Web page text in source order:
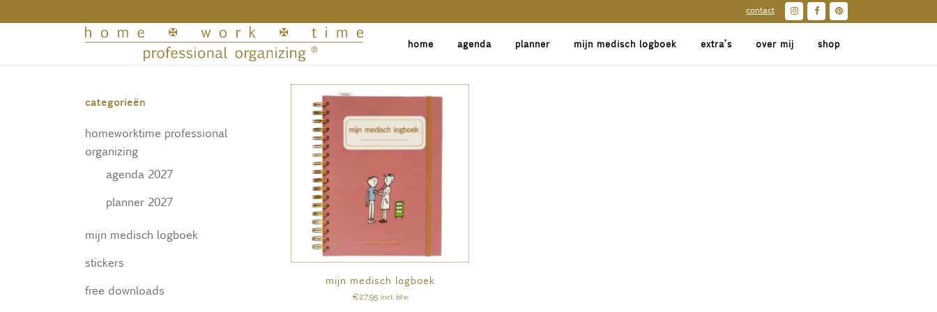
contact
home agenda planner mijn medisch logboek extra’s over mij shop
categorieën
homeworktime professional
organizing
agenda 2027
planner 2027
mijn medisch logboek
stickers
free downloads
mijn medisch logboek
€27,95 incl. btw